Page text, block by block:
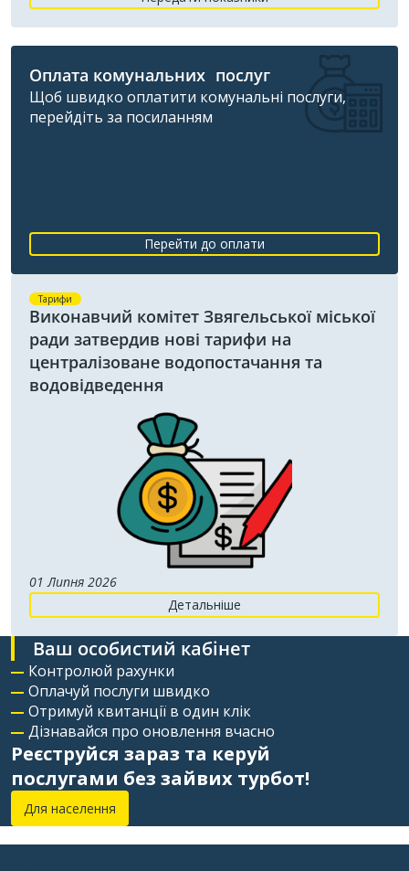
Оплата комунальних послуг
Щоб швидко оплатити комунальні послуги,
перейдіть за посиланням
Перейти до оплати
Тарифи
Виконавчий комітет Звягельської міської
ради затвердив нові тарифи на
централізоване водопостачання та
водовідведення
01 Липня 2026
Детальніше
Ваш особистий кабінет
Контролюй рахунки
Оплачуй послуги швидко
Отримуй квитанції в один клік
Дізнавайся про оновлення вчасно
Реєструйся зараз та керуй
послугами без зайвих турбот!
Для населення